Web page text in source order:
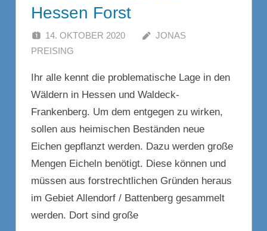
Hessen Forst
14. OKTOBER 2020
JONAS
PREISING
Ihr alle kennt die problematische Lage in den
Wäldern in Hessen und Waldeck-
Frankenberg. Um dem entgegen zu wirken,
sollen aus heimischen Beständen neue
Eichen gepflanzt werden. Dazu werden große
Mengen Eicheln benötigt. Diese können und
müssen aus forstrechtlichen Gründen heraus
im Gebiet Allendorf / Battenberg gesammelt
werden. Dort sind große